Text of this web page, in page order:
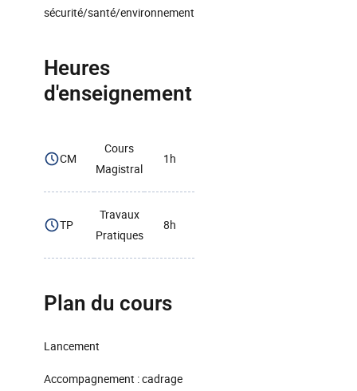
sécurité/santé/environnement
Heures
d'enseignement
CM
Cours
Magistral
1h
TP
Travaux
Pratiques
8h
Plan du cours
Lancement
Accompagnement : cadrage